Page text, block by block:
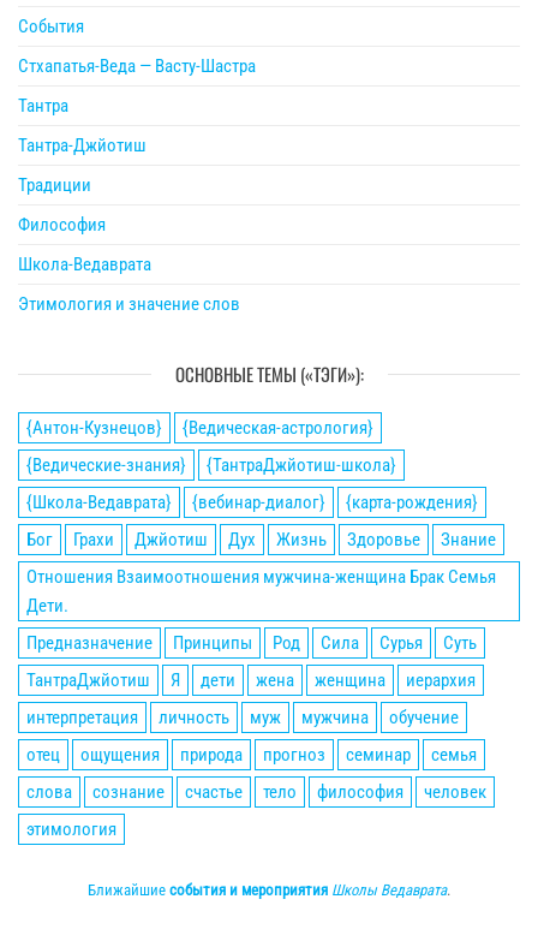
События
Стхапатья-Веда — Васту-Шастра
Тантра
Тантра-Джйотиш
Традиции
Философия
Школа-Ведаврата
Этимология и значение слов
ОСНОВНЫЕ ТЕМЫ («ТЭГИ»):
{Антон-Кузнецов}
{Ведическая-астрология}
{Ведические-знания}
{ТантраДжйотиш-школа}
{Школа-Ведаврата}
{вебинар-диалог}
{карта-рождения}
Бог
Грахи Джйотиш Дух Жизнь Здоровье
Знание
Отношения Взаимоотношения мужчина-женщина Брак Семья
Дети.
Предназначение
Принципы Род Сила Сурья
Суть
ТантраДжйотиш
Я дети жена женщина
иерархия
интерпретация
личность муж мужчина
обучение
отец
ощущения природа прогноз семинар
семья
слова
сознание счастье тело философия
человек
этимология
Ближайшие события и мероприятия Школы Ведаврата.